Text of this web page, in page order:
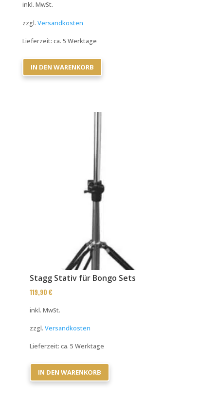
inkl. MwSt.
zzgl.Versandkosten
Lieferzeit:ca. 5 Werktage
IN DEN WARENKORB
Stagg Stativ für Bongo Sets
119,90 €
inkl. MwSt.
zzgl. Versandkosten
Lieferzeit: ca. 5 Werktage
IN DEN WARENKORB